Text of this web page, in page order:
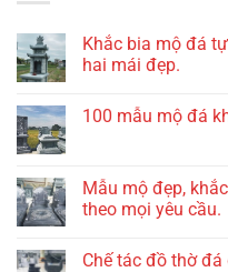
Khắc bia mộ đá
hai mái đẹp.
100 mẫu mộ đá
Mẫu mộ đẹp,
theo mọi yêu cầu.
Chế tác đồ thờ